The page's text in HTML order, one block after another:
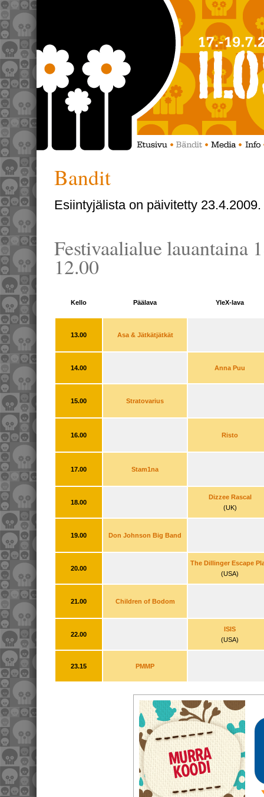
Bandit
Esiintyjälista on päivitetty
Festivaalialue lauantaina
12.00
Kello Päälava YleX-lava
13.00 Asa & Jätkätjätkät
14.00 Anna Puu
15.00 Stratovarius
16.00 Risto
17.00 Stam1na
18.00
Dizzee Rascal
(UK)
19.00 Don Johnson Big Band
20.00
The Dillinger Escape
(USA)
21.00 Children of Bodom
22.00
ISIS
(USA)
23.15 PMMP